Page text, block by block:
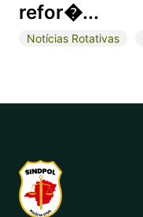
refor�...
Notícias Rotativas